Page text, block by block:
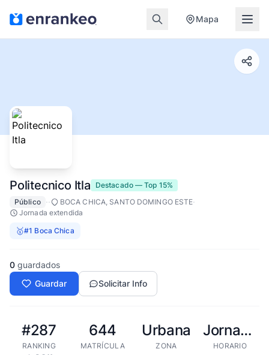
Mapa
Politecnico Itla
Destacado — Top 15%
Público
·· BOCA CHICA, SANTO DOMINGO ESTE·
Jornada extendida
🥇#1 Boca Chica
0 guardados
Guardar
Solicitar Info
#287
RANKING
644
MATRÍCULA
Urbana
ZONA
Jornada extendida
HORARIO